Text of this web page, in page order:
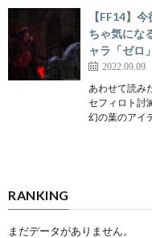
【FF14】
ちゃ気にな
ャラ「ゼロ
2022.09.09
あわせて読み
セフィロト討
幻の葉のアイ
RANKING
まだデータがありません。